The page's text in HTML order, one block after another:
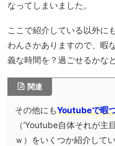
なってしまいました。
ここで紹介している以外に
わんさかありますので、暇
義な時間を？過ごせるかな
関連
その他にもYoutubeで暇
（’Youtube自体それが
ｗ）をいくつか紹介して